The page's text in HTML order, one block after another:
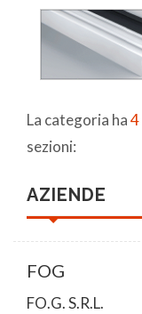
La categoria ha4
sezioni:
AZIENDE
FOG
FO.G. S.R.L.